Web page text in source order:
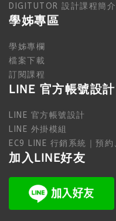
DIGITUTOR 設計課程簡介
學姊專區
學姊專欄
檔案下載
訂閱課程
LINE 官方帳號設計
LINE 官方帳號設計
LINE 外掛模組
EC9 LINE 行銷系統｜預
加入LINE好友